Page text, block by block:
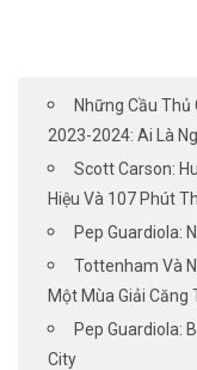
Những Cầu Thủ
2023-2024: Ai Là
Scott Carson:
Hiệu Và 107 Phút
Pep Guardiola:
Tottenham Và
Một Mùa Giải Căng
Pep Guardiola:
City